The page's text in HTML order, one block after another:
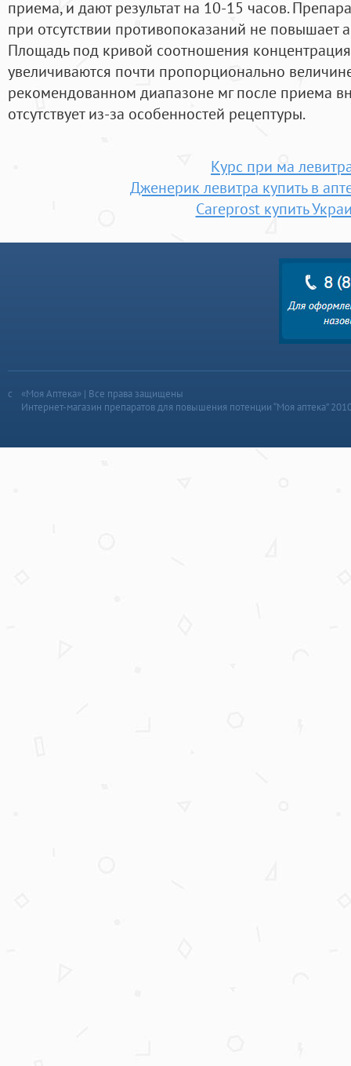
приема, и дают результат на 10-15 часов.
при отсутствии противопоказаний не повышает
Площадь под кривой соотношения
увеличиваются почти пропорционально
рекомендованном диапазоне мг после приема
отсутствует из-за особенностей рецептуры.
Курс при ма
Дженерик левитра купить в
Careprost купить
«Моя Аптека» | Все права защищены
Интернет-магазин препаратов для повышения потенции “Моя аптека”